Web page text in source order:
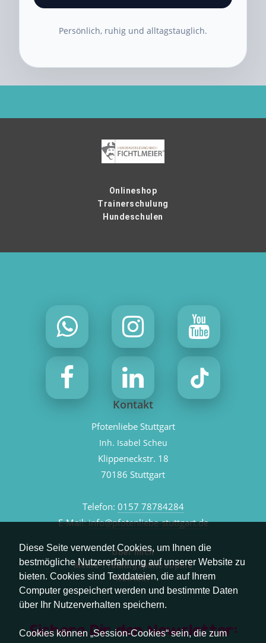
Diese Seite verwendet Cookies, um Ihnen die
bestmögliche Nutzererfahrung auf unserer Website zu
bieten. Cookies sind Textdateien, die auf Ihrem
Computer gespeichert werden und bestimmte Daten
über Ihr Nutzerverhalten speichern.
Cookies können „Session-Cookies“ sein, die zum
Persönlich, ruhig und alltagstauglich.
Onlineshop
Trainerschulung
Hundeschulen
Kontakt
Pfotenliebe Stuttgart
Inh. Isabel Scheu
Klippeneckstr. 18
70186 Stuttgart
Telefon: 0157 78784284
E-Mail:info@pfotenliebe-stuttgart.de
Über mich
Meine Trainingsphilosophie
Kontakt
Sichere Dir den Newsletter: